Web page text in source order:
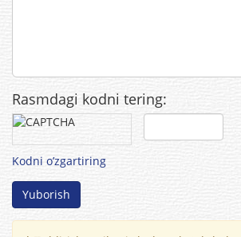
Rasmdagi kodni tering:
Kodni o’zgartiring
Yuborish